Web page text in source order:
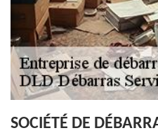
SOCIÉTÉ DE